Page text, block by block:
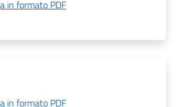
in formato PDF
in formato PDF